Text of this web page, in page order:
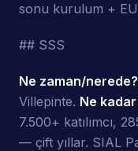
sonu kurulum + EU
## SSS
Ne zaman/nerede?
Villepinte. Ne
7.500+ katılımcı,
— çift yıllar. SIAL